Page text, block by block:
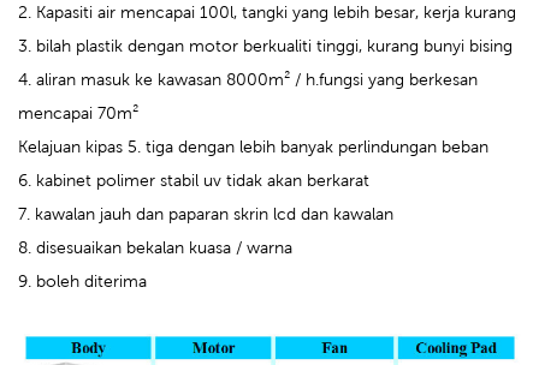
2. Kapasiti air mencapai 100l, tangki yang lebih besar, kerja kurang
3. bilah plastik dengan motor berkualiti tinggi, kurang bunyi bising
4. aliran masuk ke kawasan 8000m² / h.fungsi yang berkesan
mencapai 70m²
Kelajuan kipas 5. tiga dengan lebih banyak perlindungan beban
6. kabinet polimer stabil uv tidak akan berkarat
7. kawalan jauh dan paparan skrin lcd dan kawalan
8. disesuaikan bekalan kuasa / warna
9. boleh diterima